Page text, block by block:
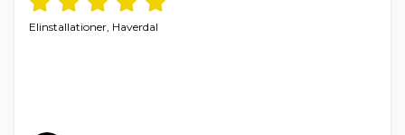
Elinstallationer, Haverdal